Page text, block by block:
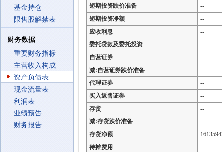
基金持仓
限售股解禁表
财务数据
重要财务指标
主营收入构成
资产负债表
现金流量表
利润表
业绩预告
财务报告
短期投资跌价准备
--
短期投资净额
--
应收利息
--
委托贷款及委托投资
--
自营证券
--
减:自营证券跌价准备
--
代理证券
--
买入返售证券
--
存货
--
减:存货跌价准备
--
存货净额
待摊费用
--